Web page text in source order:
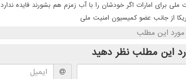
برای امارات اگر خودشان را با آب زمزم هم بشورند فایده ندارد
از جانب عضو کمیسیون امنیت ملی
مورد این مطلب
این مطلب نظر دهید